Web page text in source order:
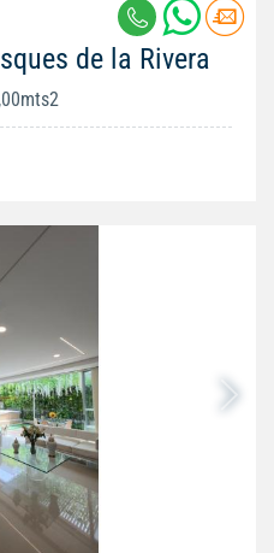
de la Rivera